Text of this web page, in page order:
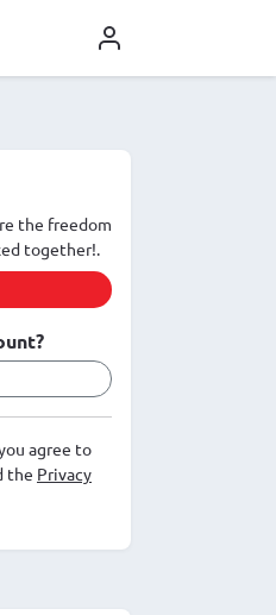
the freedom
together!.
agree to
the Privacy